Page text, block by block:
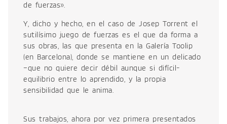
de fuerzas».
Y, dicho y hecho, en el caso de Josep Torrent el
sutilísimo juego de fuerzas es el que da forma a
sus obras, las que presenta en la Galería Toolip
(en Barcelona), donde se mantiene en un delicado
–que no quiere decir débil aunque si difícil-
equilibrio entre lo aprendido, y la propia
sensibilidad que le anima.
Sus trabajos, ahora por vez primera presentados